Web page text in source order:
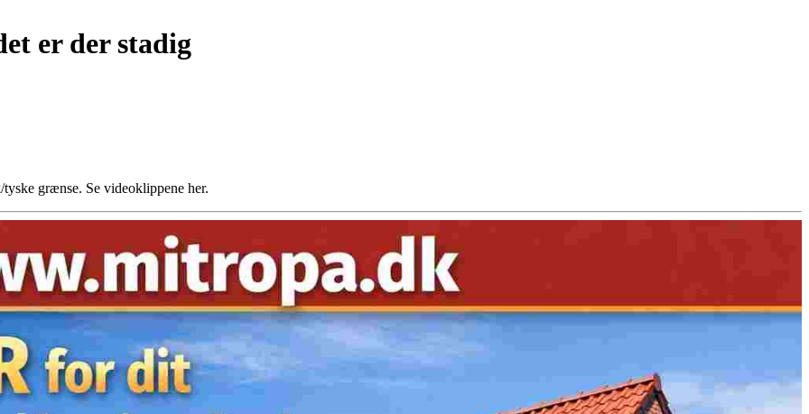
er der stadig
grænse. Se videoklippene her.